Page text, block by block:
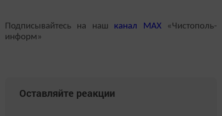
Подписывайтесь на наш канал MAX«Чистополь-
информ»
Оставляйте реакции